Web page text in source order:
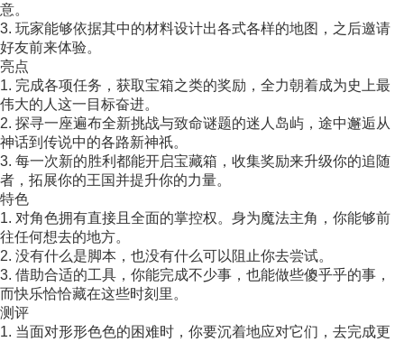
意。
3. 玩家能够依据其中的材料设计出各式各样的地图，之后邀请
好友前来体验。
亮点
1. 完成各项任务，获取宝箱之类的奖励，全力朝着成为史上最
伟大的人这一目标奋进。
2. 探寻一座遍布全新挑战与致命谜题的迷人岛屿，途中邂逅从
神话到传说中的各路新神祇。
3. 每一次新的胜利都能开启宝藏箱，收集奖励来升级你的追随
者，拓展你的王国并提升你的力量。
特色
1. 对角色拥有直接且全面的掌控权。身为魔法主角，你能够前
往任何想去的地方。
2. 没有什么是脚本，也没有什么可以阻止你去尝试。
3. 借助合适的工具，你能完成不少事，也能做些傻乎乎的事，
而快乐恰恰藏在这些时刻里。
测评
1. 当面对形形色色的困难时，你要沉着地应对它们，去完成更